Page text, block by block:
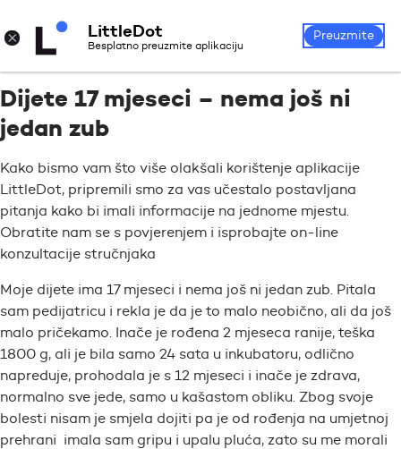
Prijava
Dijete 17 mjeseci – nema još ni
jedan zub
Kako bismo vam što više olakšali korištenje aplikacije
LittleDot, pripremili smo za vas učestalo postavljana
pitanja kako bi imali informacije na jednome mjestu.
Obratite nam se s povjerenjem i isprobajte on-line
konzultacije stručnjaka
Moje dijete ima 17 mjeseci i nema još ni jedan zub. Pitala
sam pedijatricu i rekla je da je to malo neobično, ali da još
malo pričekamo. Inače je rođena 2 mjeseca ranije, teška
1800 g, ali je bila samo 24 sata u inkubatoru, odlično
napreduje, prohodala je s 12 mjeseci i inače je zdrava,
normalno sve jede, samo u kašastom obliku. Zbog svoje
bolesti nisam je smjela dojiti pa je od rođenja na umjetnoj
prehrani imala sam gripu i upalu pluća, zato su me morali
× LittleDot
Besplatno preuzmite aplikaciju
Preuzmite